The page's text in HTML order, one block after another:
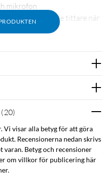
mikrofon
mot oönskade tittare när
som låter dig vrida kameran
over IP, t.ex. Skype,
tack vare 1/4"-gängan kan
stativ
30 fps. För Windows XP och
Plug and play.
(20)
Vi visar alla betyg för att göra
Recensionerna nedan skrivs
varan. Betyg och recensioner
om villkor för publicering här